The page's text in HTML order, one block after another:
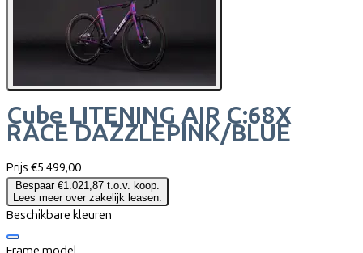
Cube LITENING AIR C:68X
RACE DAZZLEPINK/BLUE
Prijs €5.499,00
Bespaar €1.021,87 t.o.v. koop.
Lees meer over zakelijk leasen.
Beschikbare kleuren